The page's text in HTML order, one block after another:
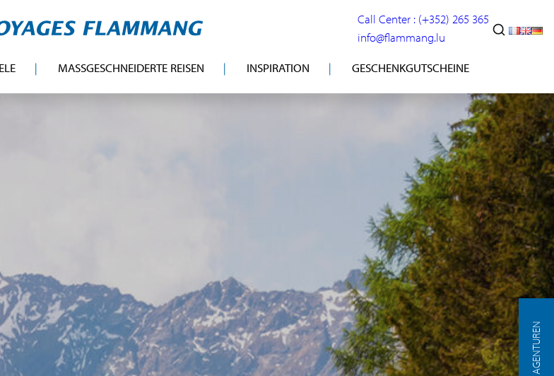
Call Center : (+352) 265 365
info@flammang.lu
AGENTUREN
MASSGESCHNEIDERTE REISEN INSPIRATION GESCHENKGUTSCHEINE